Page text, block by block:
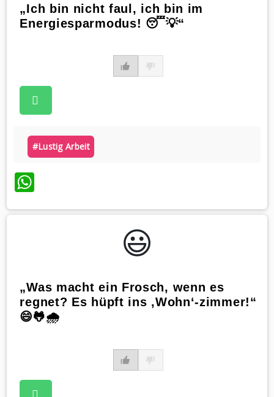
„Ich bin nicht faul, ich bin im
Energiesparmodus! 😴💡“
#lustig Arbeit
WhatsApp
😃️
„Was macht ein Frosch, wenn es
regnet? Es hüpft ins ‚Wohn‘-zimmer!“
😄🐸🌧️